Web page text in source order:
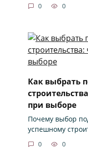
0 0
Как выбрать
при выборе
Почему выбор
успешному
0 0